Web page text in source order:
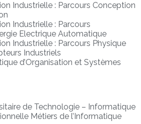
Industrielle : Parcours Conception
Industrielle : Parcours
Electrique Automatique
Industrielle : Parcours Physique
Industriels
d’Organisation et Systèmes
de Technologie – Informatique
Métiers de l’Informatique